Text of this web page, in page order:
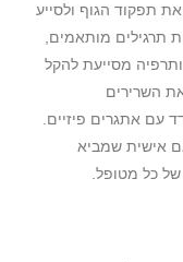
תפקוד הגוף ולסייע
תרגילים מותאמים,
מסייעת להקל
השרירים
עם אתגרים פיזיים.
אישית שמביא
כל מטופל.